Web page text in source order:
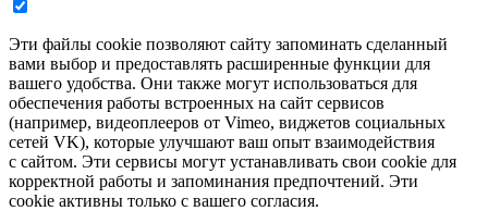
Эти файлы cookie позволяют сайту запоминать сделанный
вами выбор и предоставлять расширенные функции для
вашего удобства. Они также могут использоваться для
обеспечения работы встроенных на сайт сервисов
(например, видеоплееров от Vimeo, виджетов социальных
сетей VK), которые улучшают ваш опыт взаимодействия
с сайтом. Эти сервисы могут устанавливать свои cookie для
корректной работы и запоминания предпочтений. Эти
cookie активны только с вашего согласия.